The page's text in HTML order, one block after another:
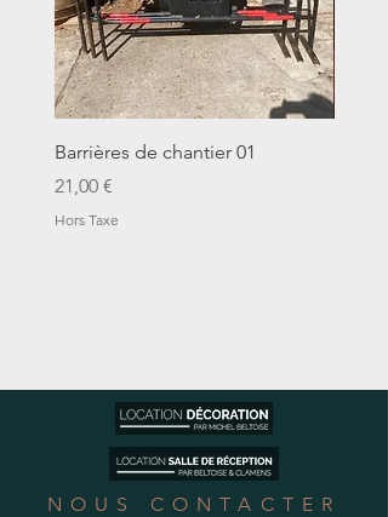
Barrières de chantier 01
Prix
21,00 €
Hors Taxe
NOUS CONTACTER